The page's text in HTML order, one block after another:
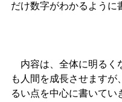
だけ数字がわかるように
内容は、全体に明るく
も人間を成長させます
るい点を中心に書いてい